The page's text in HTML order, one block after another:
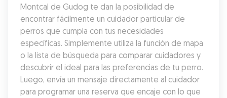
Montcal de Gudog te dan la posibilidad de
encontrar fácilmente un cuidador particular de
perros que cumpla con tus necesidades
específicas. Simplemente utiliza la función de mapa
o la lista de búsqueda para comparar cuidadores y
descubrir el ideal para las preferencias de tu perro.
Luego, envía un mensaje directamente al cuidador
para programar una reserva que encaje con lo que